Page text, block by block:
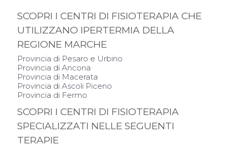
SCOPRI I CENTRI DI FISIOTERAPIA CHE
UTILIZZANO IPERTERMIA DELLA
REGIONE MARCHE
Provincia di Pesaro e Urbino
Provincia di Ancona
Provincia di Macerata
Provincia di Ascoli Piceno
Provincia di Fermo
SCOPRI I CENTRI DI FISIOTERAPIA
SPECIALIZZATI NELLE SEGUENTI
TERAPIE